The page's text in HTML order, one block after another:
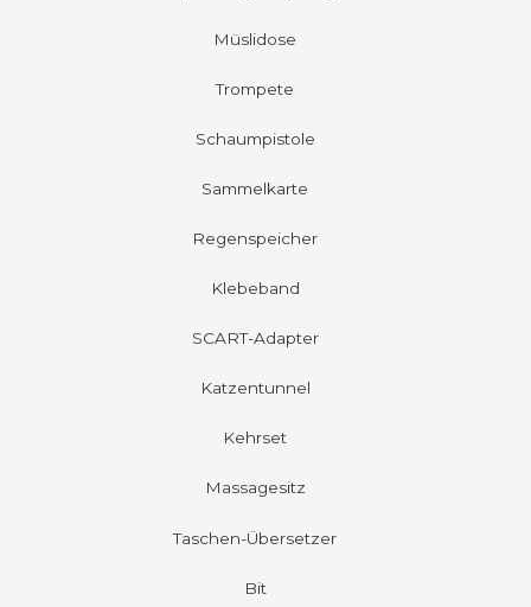
Müslidose
Trompete
Schaumpistole
Sammelkarte
Regenspeicher
Klebeband
SCART-Adapter
Katzentunnel
Kehrset
Massagesitz
Taschen-Übersetzer
Bit